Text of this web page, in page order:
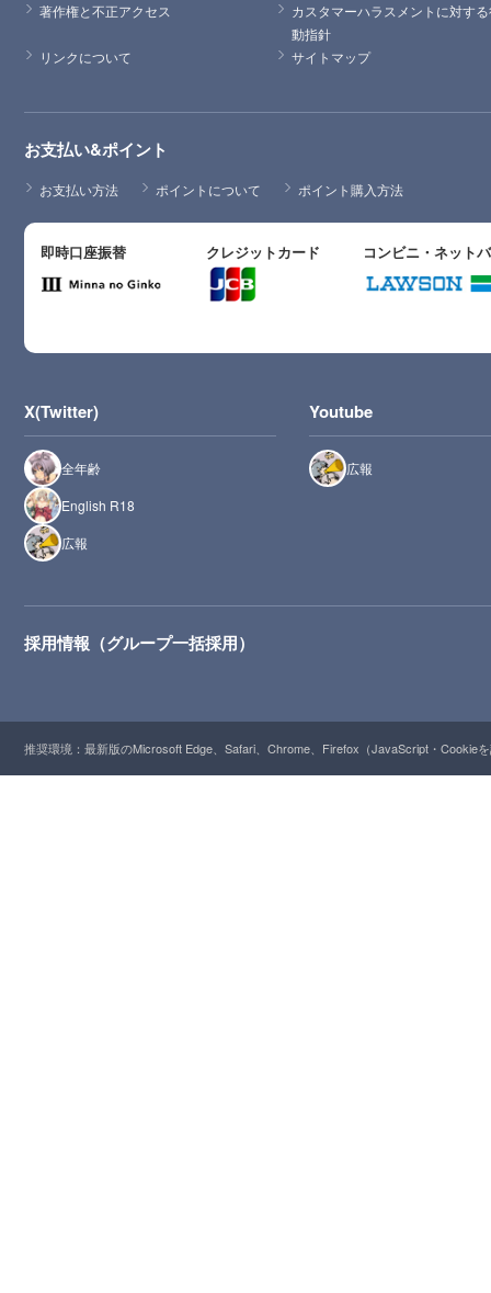
著作権と不正アクセス
カスタマーハラスメントに対す
動指針
リンクについて
サイトマップ
お支払い&ポイント
お支払い方法 ポイントについて ポイント購入方法
即時口座振替 クレジットカード コンビニ・ネット
X(Twitter)
全年齢
English R18
広報
Youtube
広報
採用情報（グループ一括採用）
推奨環境：最新版のMicrosoft Edge、Safari、Chrome、Firefox（JavaScript・Cookie